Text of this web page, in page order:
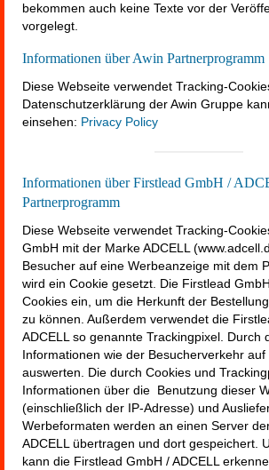
bekommen auch keine Texte vor der
vorgelegt.
Informationen über Awin Partnerprogramm
Diese Webseite verwendet Tracking-
Datenschutzerklärung der Awin Gruppe
einsehen: Privacy Policy
Informationen über Firstlead GmbH /
Partnerprogramm
Diese Webseite verwendet Tracking-
GmbH mit der Marke ADCELL
Besucher auf eine Werbeanzeige mit dem
wird ein Cookie gesetzt. Die Firstlead
Cookies ein, um die Herkunft der
zu können. Außerdem verwendet die
ADCELL so genannte Trackingpixel. Durch
Informationen wie der Besucherverkehr auf
auswerten. Die durch Cookies und
Informationen über die Benutzung dieser
(einschließlich der IP-Adresse) und
Werbeformaten werden an einen Server
ADCELL übertragen und dort gespeichert.
kann die Firstlead GmbH / ADCELL